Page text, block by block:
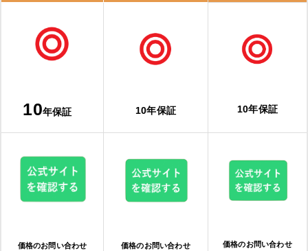
10年保証 10年保証 10年保証
価格のお問い合わせ 価格のお問い合わせ 価格のお問い合わせ